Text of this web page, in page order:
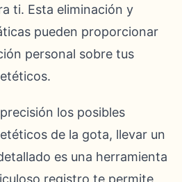
ti. Esta eliminación y
pueden proporcionar
personal sobre tus
los posibles
de la gota, llevar un
es una herramienta
registro te permite